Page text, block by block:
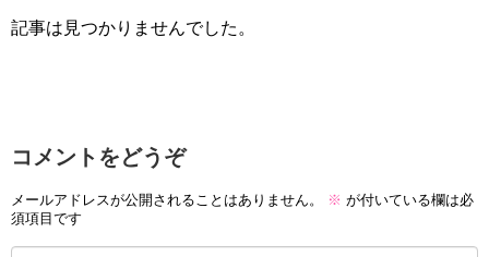
記事は見つかりませんでした。
コメントをどうぞ
メールアドレスが公開されることはありません。 ※ が付いている欄は必
須項目です